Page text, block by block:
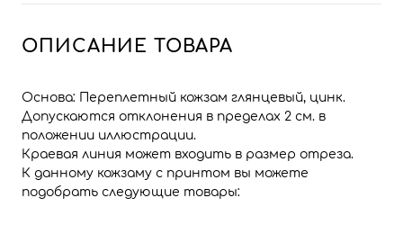
ОПИСАНИЕ ТОВАРА
Основа: Переплетный кожзам глянцевый, цинк.
Допускаются отклонения в пределах 2 см. в
положении иллюстрации.
Краевая линия может входить в размер отреза.
К данному кожзаму с принтом вы можете
подобрать следующие товары: